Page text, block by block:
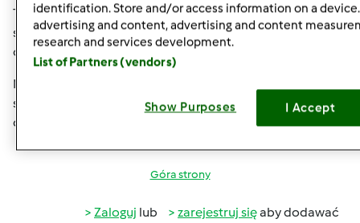
Tu macie link:http://www.mirelka.pl/sklep/kufry-
szkatulki-c-27.html?
osCsid=f84994caada4b05cb7e8c02650ea78b9
Może i Ty Magi zaczniesz działać na większą skalę i
sprzedawać... myślę, że miałabyś dużo chętnych na te
cuda ;o)
Góra strony
Zaloguj lub zarejestruj sięaby dodawać
identification. Store and/or access information on a
advertising and content, advertising and content
research and services development.
List of Partners (vendors)
Show Purposes I Accept